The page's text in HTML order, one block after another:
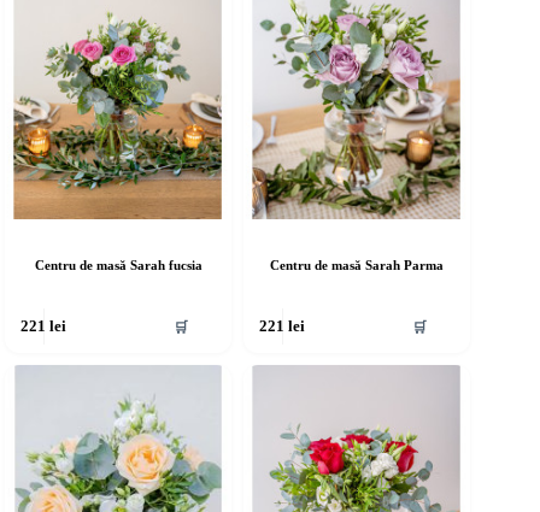
Centru de masă Sarah fucsia
221lei 🛒
Centru de masă Sarah Parma
221lei 🛒